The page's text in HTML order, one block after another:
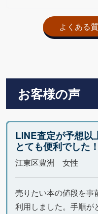
よくある
お客様の声
LINE査定が予想以
とても便利でした！
江東区豊洲 女性
売りたい本の値段を事
利用しました。手順が